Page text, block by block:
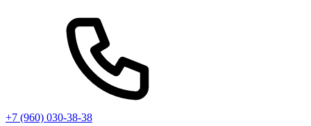
+7 (960) 030-38-38